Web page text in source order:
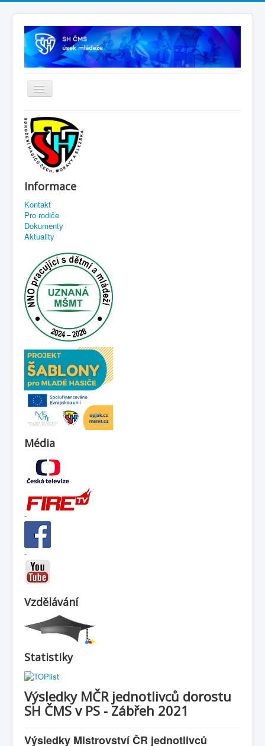
Informace
Kontakt
Pro rodiče
Dokumenty
Aktuality
Média
-
-
Vzdělávání
Statistiky
Výsledky MČR jednotlivců dorostu
SH ČMS v PS - Zábřeh 2021
Výsledky Mistrovství ČR jednotlivců